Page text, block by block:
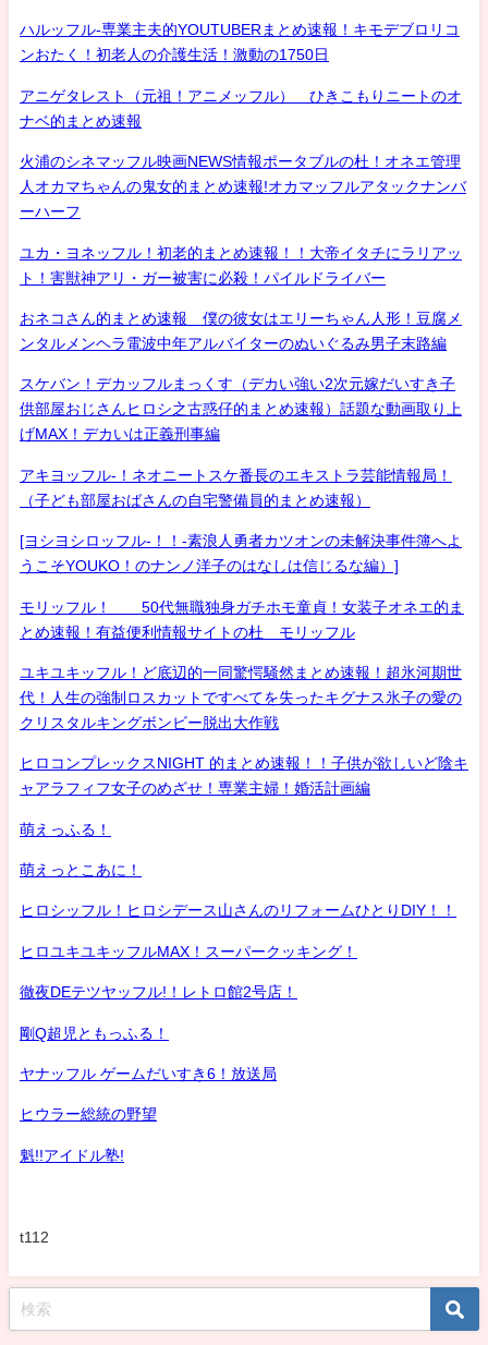
ハルッフル-専業主夫的YOUTUBERまとめ速報！キモデブロリコ
ンおたく！初老人の介護生活！激動の1750日
アニゲタレスト（元祖！アニメッフル） ひきこもりニートのオ
ナベ的まとめ速報
火浦のシネマッフル映画NEWS情報ポータブルの杜！オネエ管理
人オカマちゃんの鬼女的まとめ速報!オカマッフルアタックナンバ
ーハーフ
ユカ・ヨネッフル！初老的まとめ速報！！大帝イタチにラリアッ
ト！害獣神アリ・ガー被害に必殺！パイルドライバー
おネコさん的まとめ速報 僕の彼女はエリーちゃん人形！豆腐メ
ンタルメンヘラ電波中年アルバイターのぬいぐるみ男子末路編
スケバン！デカッフルまっくす（デカい強い2次元嫁だいすき子
供部屋おじさんヒロシ之古惑仔的まとめ速報）話題な動画取り上
げMAX！デカいは正義刑事編
アキヨッフル-！ネオニートスケ番長のエキストラ芸能情報局！
（子ども部屋おばさんの自宅警備員的まとめ速報）
[ヨシヨシロッフル-！！-素浪人勇者カツオンの未解決事件簿へよ
うこそYOUKO！のナンノ洋子のはなしは信じるな編）]
モリッフル！ 50代無職独身ガチホモ童貞！女装子オネエ的ま
とめ速報！有益便利情報サイトの杜 モリッフル
ユキユキッフル！ど底辺的一同驚愕騒然まとめ速報！超氷河期世
代！人生の強制ロスカットですべてを失ったキグナス氷子の愛の
クリスタルキングボンビー脱出大作戦
ヒロコンプレックスNIGHT 的まとめ速報！！子供が欲しいど陰キ
ャアラフィフ女子のめざせ！専業主婦！婚活計画編
萌えっふる！
萌えっとこあに！
ヒロシッフル！ヒロシデース山さんのリフォームひとりDIY！！
ヒロユキユキッフルMAX！スーパークッキング！
徹夜DEテツヤッフル!！レトロ館2号店！
剛Q超児ともっふる！
ヤナッフル ゲームだいすき6！放送局
ヒウラー総統の野望
魁!!アイドル塾!
t112